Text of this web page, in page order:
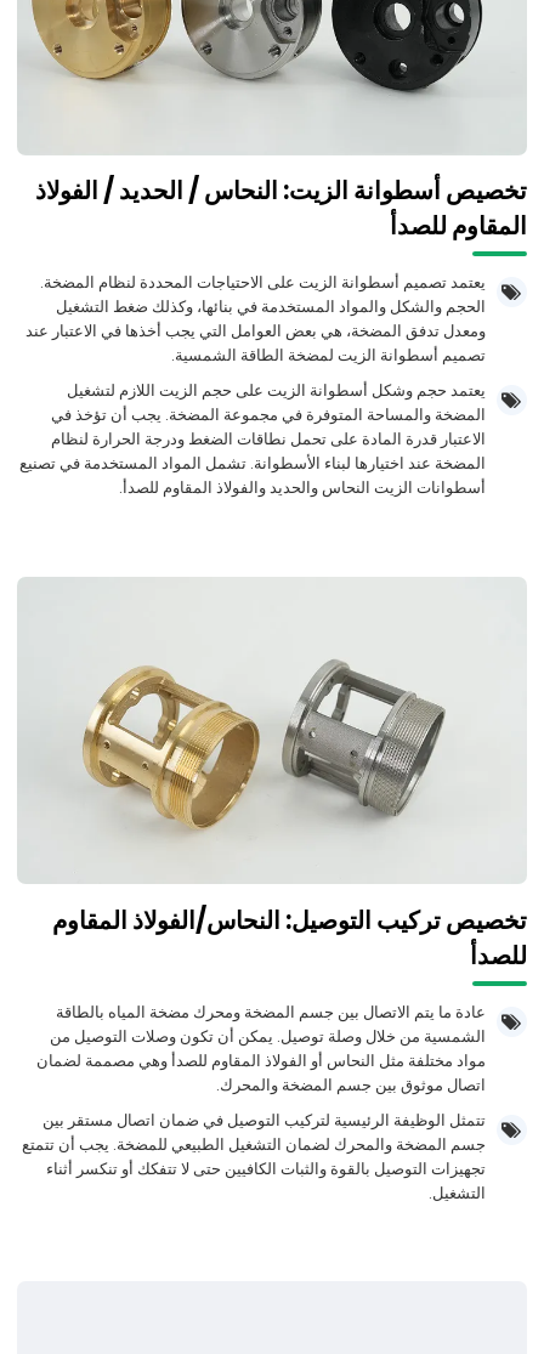
تخصيص أسطوانة الزيت: النحاس / الحديد / الفولاذ
المقاوم للصدأ
يعتمد تصميم أسطوانة الزيت على الاحتياجات المحددة لنظام المضخة.
الحجم والشكل والمواد المستخدمة في بنائها، وكذلك ضغط التشغيل
ومعدل تدفق المضخة، هي بعض العوامل التي يجب أخذها في الاعتبار عند
تصميم أسطوانة الزيت لمضخة الطاقة الشمسية.
يعتمد حجم وشكل أسطوانة الزيت على حجم الزيت اللازم لتشغيل
المضخة والمساحة المتوفرة في مجموعة المضخة. يجب أن تؤخذ في
الاعتبار قدرة المادة على تحمل نطاقات الضغط ودرجة الحرارة لنظام
المضخة عند اختيارها لبناء الأسطوانة. تشمل المواد المستخدمة في تصنيع
أسطوانات الزيت النحاس والحديد والفولاذ المقاوم للصدأ.
تخصيص تركيب التوصيل: النحاس/الفولاذ المقاوم
للصدأ
عادة ما يتم الاتصال بين جسم المضخة ومحرك مضخة المياه بالطاقة
الشمسية من خلال وصلة توصيل. يمكن أن تكون وصلات التوصيل من
مواد مختلفة مثل النحاس أو الفولاذ المقاوم للصدأ وهي مصممة لضمان
اتصال موثوق بين جسم المضخة والمحرك.
تتمثل الوظيفة الرئيسية لتركيب التوصيل في ضمان اتصال مستقر بين
جسم المضخة والمحرك لضمان التشغيل الطبيعي للمضخة. يجب أن تتمتع
تجهيزات التوصيل بالقوة والثبات الكافيين حتى لا تتفكك أو تنكسر أثناء
التشغيل.